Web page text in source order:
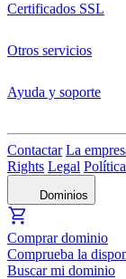
Certificados SSL
Otros servicios
Ayuda y soporte
Contactar La
Rights Legal
Dominios
Comprar dominio
Comprueba la
Buscar mi dominio